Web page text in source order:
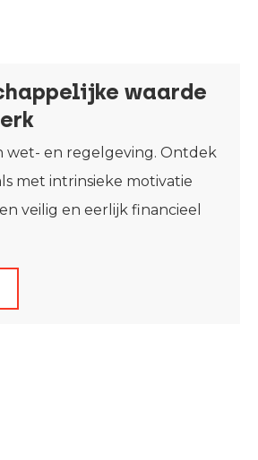
waarde
wet- en regelgeving. Ontdek
met intrinsieke motivatie
veilig en eerlijk financieel